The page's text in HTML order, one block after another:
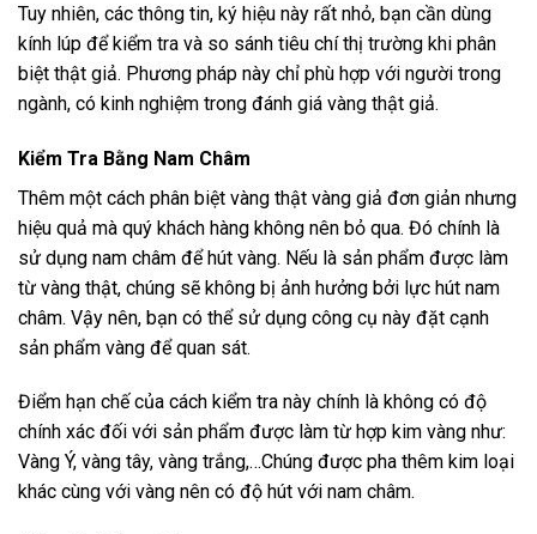
Tuy nhiên, các thông tin, ký hiệu này rất nhỏ, bạn cần dùng
kính lúp để kiểm tra và so sánh tiêu chí thị trường khi phân
biệt thật giả. Phương pháp này chỉ phù hợp với người trong
ngành, có kinh nghiệm trong đánh giá vàng thật giả.
Kiểm Tra Bằng Nam Châm
Thêm một cách phân biệt vàng thật vàng giả đơn giản nhưng
hiệu quả mà quý khách hàng không nên bỏ qua. Đó chính là
sử dụng nam châm để hút vàng. Nếu là sản phẩm được làm
từ vàng thật, chúng sẽ không bị ảnh hưởng bởi lực hút nam
châm. Vậy nên, bạn có thể sử dụng công cụ này đặt cạnh
sản phẩm vàng để quan sát.
Điểm hạn chế của cách kiểm tra này chính là không có độ
chính xác đối với sản phẩm được làm từ hợp kim vàng như:
Vàng Ý, vàng tây, vàng trắng,…Chúng được pha thêm kim loại
khác cùng với vàng nên có độ hút với nam châm.